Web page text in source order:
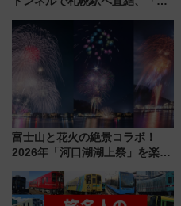
から本格着工、延長4.8km整備
事業の全貌
富士山と花火の絶景コラボ！
2026年「河口湖湖上祭」を楽し
ススメ